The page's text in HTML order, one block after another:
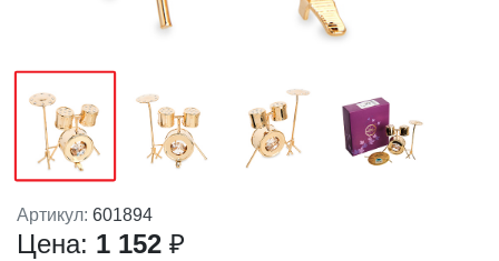
Артикул: 601894
Цена: 1 152 ₽